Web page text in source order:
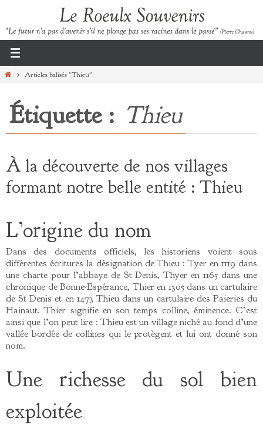
contenu
HomeArticles balisés "Thieu"
Étiquette : Thieu
À la découverte de nos villages
formant notre belle entité : Thieu
L’origine du nom
Dans des documents officiels, les historiens voient sous
différentes écritures la désignation de Thieu : Tyer en 1119 dans
une charte pour l’abbaye de St Denis, Thyer en 1165 dans une
chronique de Bonne-Espérance, Thier en 1305 dans un cartulaire
de St Denis et en 1473 Thieu dans un cartulaire des Paieries du
Hainaut. Thier signifie en son temps colline, éminence. C’est
ainsi que l’on peut lire : Thieu est un village niché au fond d’une
vallée bordée de collines qui le protègent et lui ont donné son
nom.
Une richesse du sol bien
exploitée